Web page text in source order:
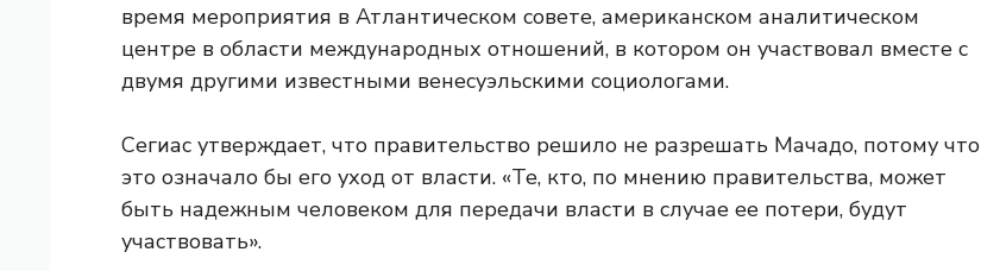
время мероприятия в Атлантическом совете, американском аналитическом
центре в области международных отношений, в котором он участвовал вместе с
двумя другими известными венесуэльскими социологами.
Сегиас утверждает, что правительство решило не разрешать Мачадо, потому что
это означало бы его уход от власти. «Те, кто, по мнению правительства, может
быть надежным человеком для передачи власти в случае ее потери, будут
участвовать».